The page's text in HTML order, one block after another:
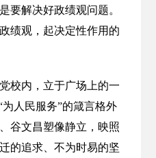
要解决好政绩观问题。
绩观，起决定性作用的
校内，立于广场上的一
人民服务”的箴言格外
谷文昌塑像静立，映照
的追求、不为时易的坚